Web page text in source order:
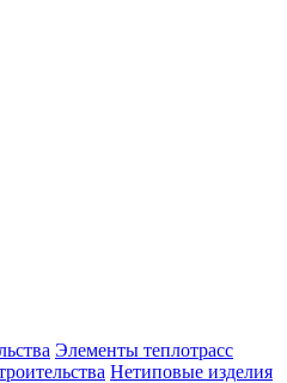
Элементы теплотрасс
Нетиповые изделия